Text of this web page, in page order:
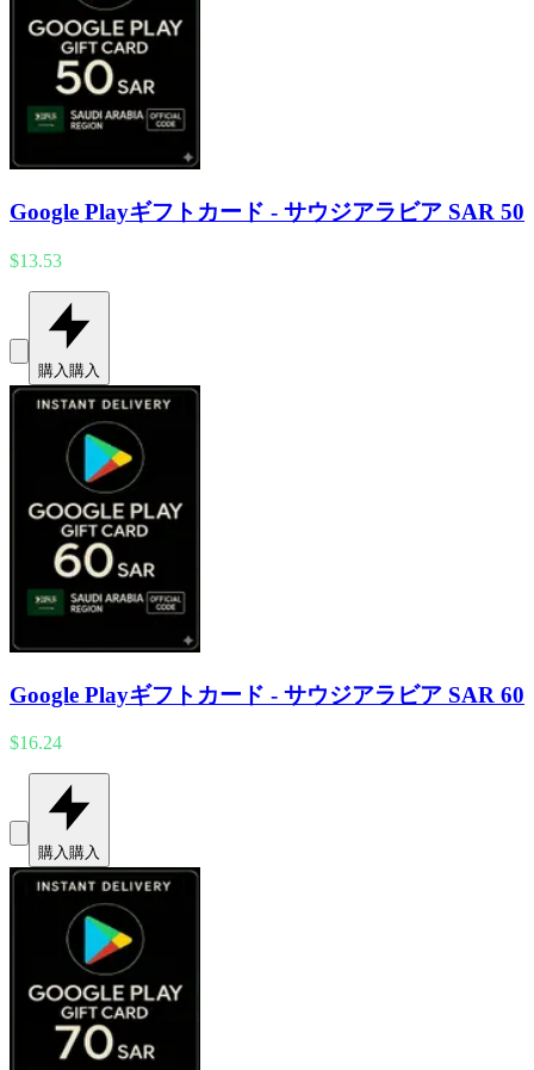
Google Playギフトカード - サウジアラビア SAR 50
$13.53
購入 購入
Google Playギフトカード - サウジアラビア SAR 60
$16.24
購入購入